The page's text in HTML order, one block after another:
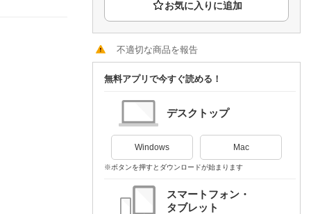
エンタメニュース
推し楽
不適切な商品を報告
無料アプリで今すぐ読める！
デスクトップ
Windows Mac
※ボタンを押すとダウンロードが始まります
スマートフォン・
タブレット